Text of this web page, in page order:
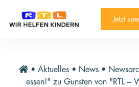
RTL-Spendenmarathon 2025
News
Informieren
Kontakt
Jetzt
• Aktuelles• News•
essen!" zu Gunsten von "RTL –